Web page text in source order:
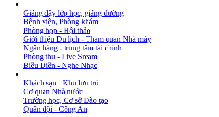
Giảng dậy lớp học, giảng đường
Bệnh viện, Phòng khám
Phòng họp - Hội thảo
Giới thiệu Du lịch - Tham quan Nhà máy
Ngân hàng - trung tâm tài chính
Phòng thu - Live Sream
Biễu Diễn - Nghe Nhạc
Khách sạn - Khu lưu trú
Cơ quan Nhà nước
Trường học, Cơ sở Đào tạo
Quân đội - Công An